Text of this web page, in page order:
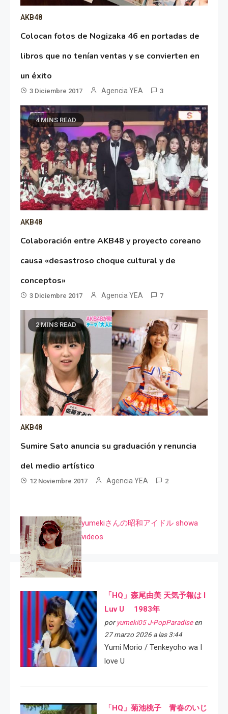
AKB48
Colocan fotos de Nogizaka 46 en portadas de
libros que no tenían ventas y se convierten en
un éxito
3 Diciembre 2017 Agencia YEA 3
4 MINS READ
AKB48
Colaboración entre AKB48 y proyecto coreano
causa «desastroso choque cultural y de
conceptos»
3 Diciembre 2017 Agencia YEA 7
2 MINS READ
AKB48
Sumire Sato anuncia su graduación y renuncia
del medio artístico
12 Noviembre 2017 Agencia YEA 2
yumekiさんの昭和アイドル showa
videos
「HQ」森尾由美 天気予報は I
Luv U 1983年
por yumeki05 J-PopParadiseen
27 marzo 2026 a las 3:44
Yumi Morio / Tenkeyoho wa I
love U
「HQ」菊池桃子 青春のいじ